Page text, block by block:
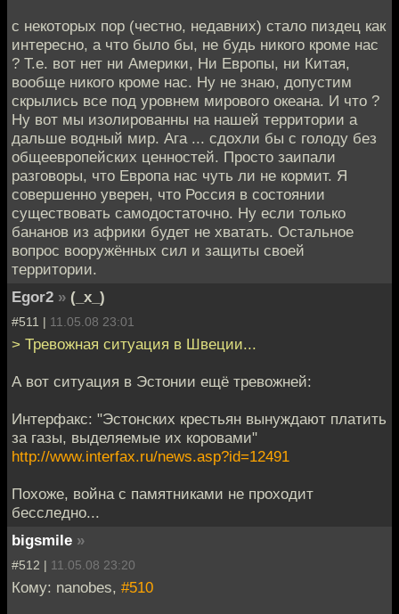
с некоторых пор (честно, недавних) стало пиздец как
интересно, а что было бы, не будь никого кроме нас
? Т.е. вот нет ни Америки, Ни Европы, ни Китая,
вообще никого кроме нас. Ну не знаю, допустим
скрылись все под уровнем мирового океана. И что ?
Ну вот мы изолированны на нашей территории а
дальше водный мир. Ага ... сдохли бы с голоду без
общеевропейских ценностей. Просто заипали
разговоры, что Европа нас чуть ли не кормит. Я
совершенно уверен, что Россия в состоянии
существовать самодостаточно. Ну если только
бананов из африки будет не хватать. Остальное
вопрос вооружённых сил и защиты своей
территории.
Egor2 » (_x_)
#511 | 11.05.08 23:01
> Тревожная ситуация в Швеции...
А вот ситуация в Эстонии ещё тревожней:
Интерфакс: "Эстонских крестьян вынуждают платить
за газы, выделяемые их коровами"
http://www.interfax.ru/news.asp?id=12491
Похоже, война с памятниками не проходит
бесследно...
bigsmile »
#512 | 11.05.08 23:20
Кому: nanobes, #510